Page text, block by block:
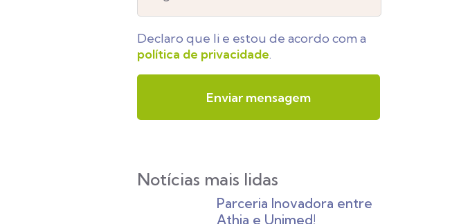
Notícias mais lidas
Parceria Inovadora entre
Athia e Unimed!
Declaro que li e estou de acordo com a
política de privacidade.